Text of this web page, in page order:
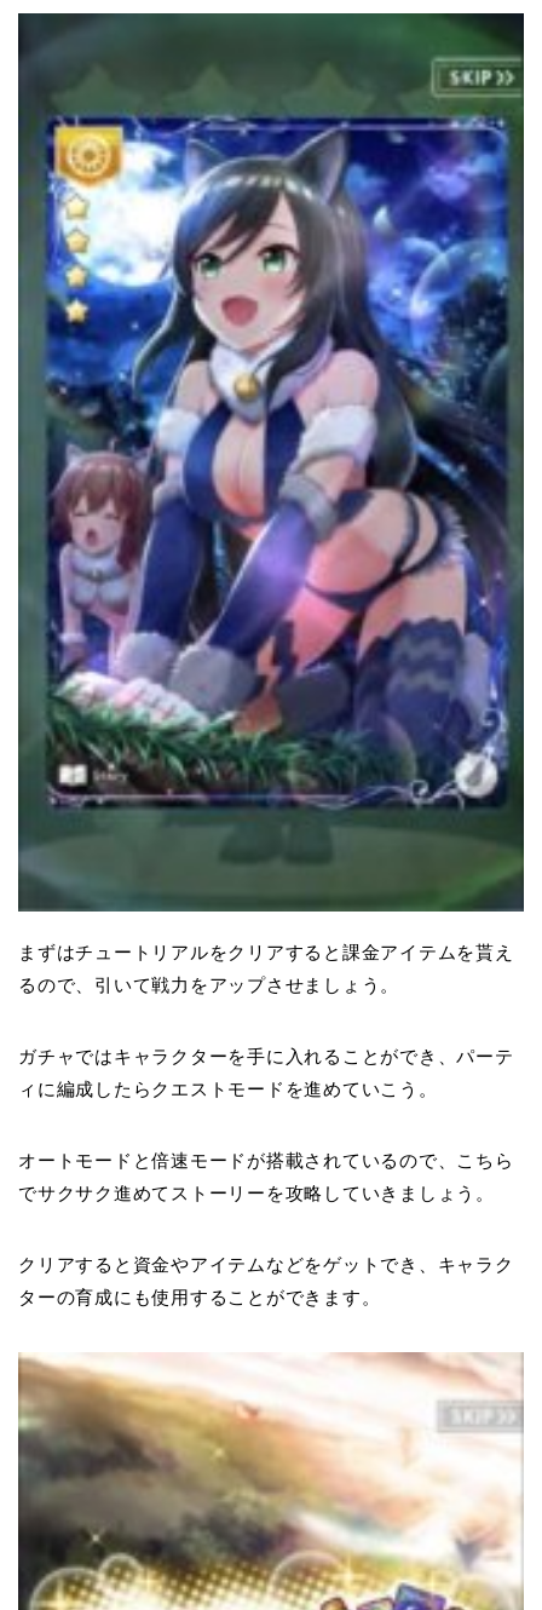
まずはチュートリアルをクリアすると課金アイテムを貰え
るので、引いて戦力をアップさせましょう。
ガチャではキャラクターを手に入れることができ、パーテ
ィに編成したらクエストモードを進めていこう。
オートモードと倍速モードが搭載されているので、こちら
でサクサク進めてストーリーを攻略していきましょう。
クリアすると資金やアイテムなどをゲットでき、キャラク
ターの育成にも使用することができます。